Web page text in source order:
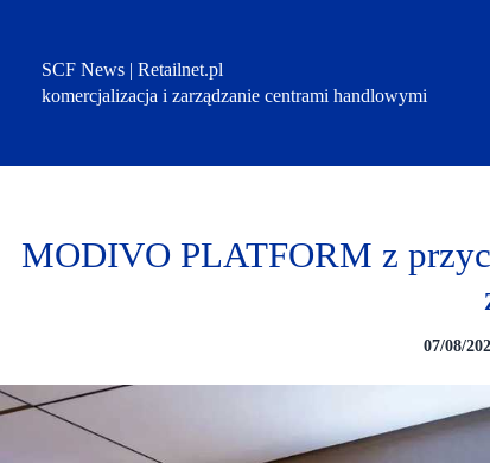
SCF News | Retailnet.pl
komercjalizacja i zarządzanie centrami handlowymi
MODIVO PLATFORM z
07/08/